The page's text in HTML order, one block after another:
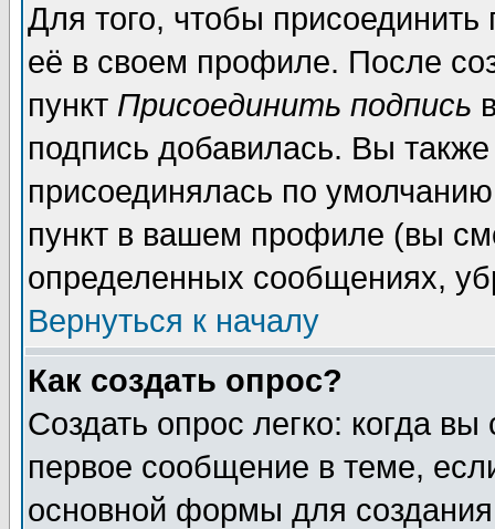
Для того, чтобы
её в своем профиле. После
пункт Присоединить подпись
подпись добавилась. Вы
присоединялась по
пункт в вашем профиле (вы
определенных сообщениях,
Вернуться к началу
Как создать опрос?
Создать опрос легко: когда
первое сообщение в теме,
основной формы для